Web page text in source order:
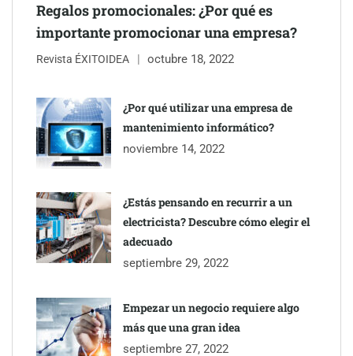
inmobiliarios: hasta 82% de ahorro por cobro
Gestoría Online reduce a unas horas el alta de autónomo
Regalos promocionales: ¿Por qué es
importante promocionar una empresa?
Revista ÉXITOIDEA octubre 18, 2022
¿Por qué utilizar una empresa de
mantenimiento informático?
noviembre 14, 2022
¿Estás pensando en recurrir a un
electricista? Descubre cómo elegir el
adecuado
septiembre 29, 2022
Empezar un negocio requiere algo
más que una gran idea
septiembre 27, 2022